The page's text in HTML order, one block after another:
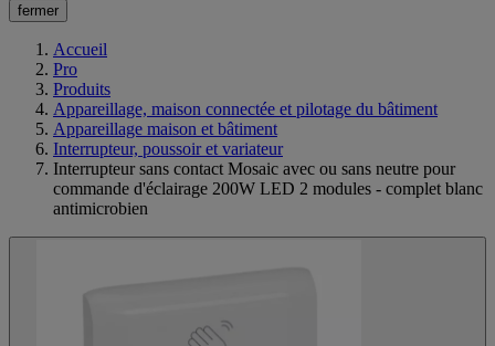
fermer
Accueil
Pro
Produits
Appareillage, maison connectée et pilotage du bâtiment
Appareillage maison et bâtiment
Interrupteur, poussoir et variateur
Interrupteur sans contact Mosaic avec ou sans neutre pour
commande d'éclairage 200W LED 2 modules - complet blanc
antimicrobien